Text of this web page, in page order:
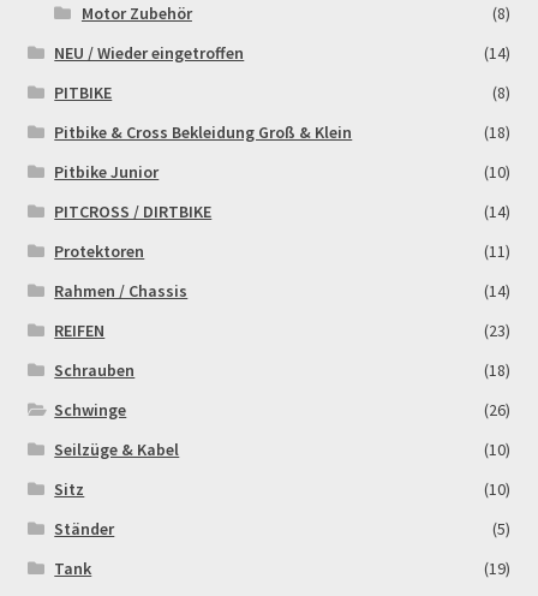
Motor Zubehör
(8)
NEU / Wieder eingetroffen
(14)
PITBIKE
(8)
Pitbike & Cross Bekleidung Groß & Klein
(18)
Pitbike Junior
(10)
PITCROSS / DIRTBIKE
(14)
Protektoren
(11)
Rahmen / Chassis
(14)
REIFEN
(23)
Schrauben
(18)
Schwinge
(26)
Seilzüge & Kabel
(10)
Sitz
(10)
Ständer
(5)
Tank
(19)